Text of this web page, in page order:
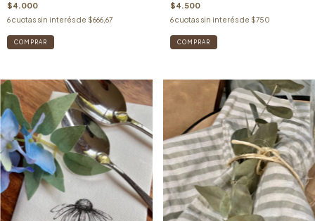
$4.000
6cuotas sin interés de $666,67
$4.500
6 cuotas sin interés de $750